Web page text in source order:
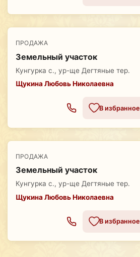
ПРОДАЖА
Земельный участок
Кунгурка с., ур-ще Дегтяные тер.
Щукина Любовь Николаевна
В избранное
ПРОДАЖА
Земельный участок
Кунгурка с., ур-ще Дегтяные тер.
Щукина Любовь Николаевна
В избранное